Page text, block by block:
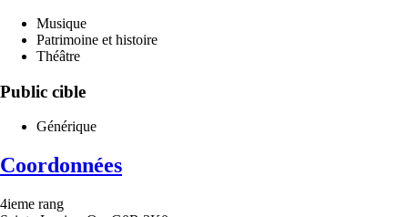
Musique
Patrimoine et histoire
Théâtre
Public cible
Générique
Coordonnées
4ieme rang